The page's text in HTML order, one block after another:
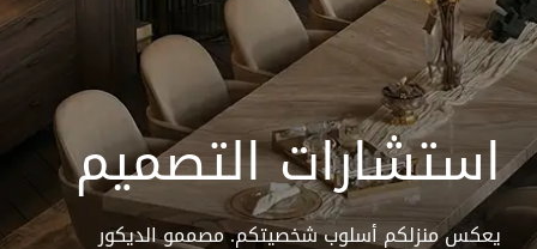
استشارات التصميم
يعكس منزلكم أسلوب شخصيتكم. مصممو الديكور